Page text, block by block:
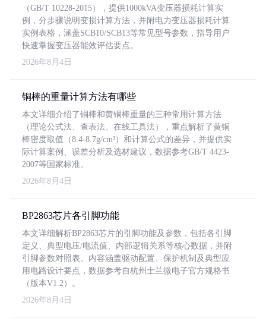
（GB/T 10228-2015），提供1000kVA变压器损耗计算实
例，分步骤说明变损计算方法，并附电力变压器损耗计算
实例表格，涵盖SCB10/SCB13等常见型号参数，指导用户
快速掌握变压器能效评估要点。
2026年8月4日
铜棒的重量计算方法有哪些
本文详细介绍了铜棒和黄铜棒重量的三种常用计算方法
（理论公式法、查表法、在线工具法），重点解析了黄铜
棒密度取值（8.4-8.7g/cm³）和计算公式的差异，并提供实
际计算案例、误差分析及选材建议，数据参考GB/T 4423-
2007等国家标准。
2026年8月4日
BP2863芯片各引脚功能
本文详细解析BP2863芯片的引脚功能及参数，包括各引脚
定义、典型电压/电流值、内部逻辑关系等核心数据，并附
引脚参数对照表。内容涵盖驱动配置、保护机制及典型应
用电路设计要点，数据参考自杭州士兰微电子官方规格书
（版本V1.2）。
2026年8月4日